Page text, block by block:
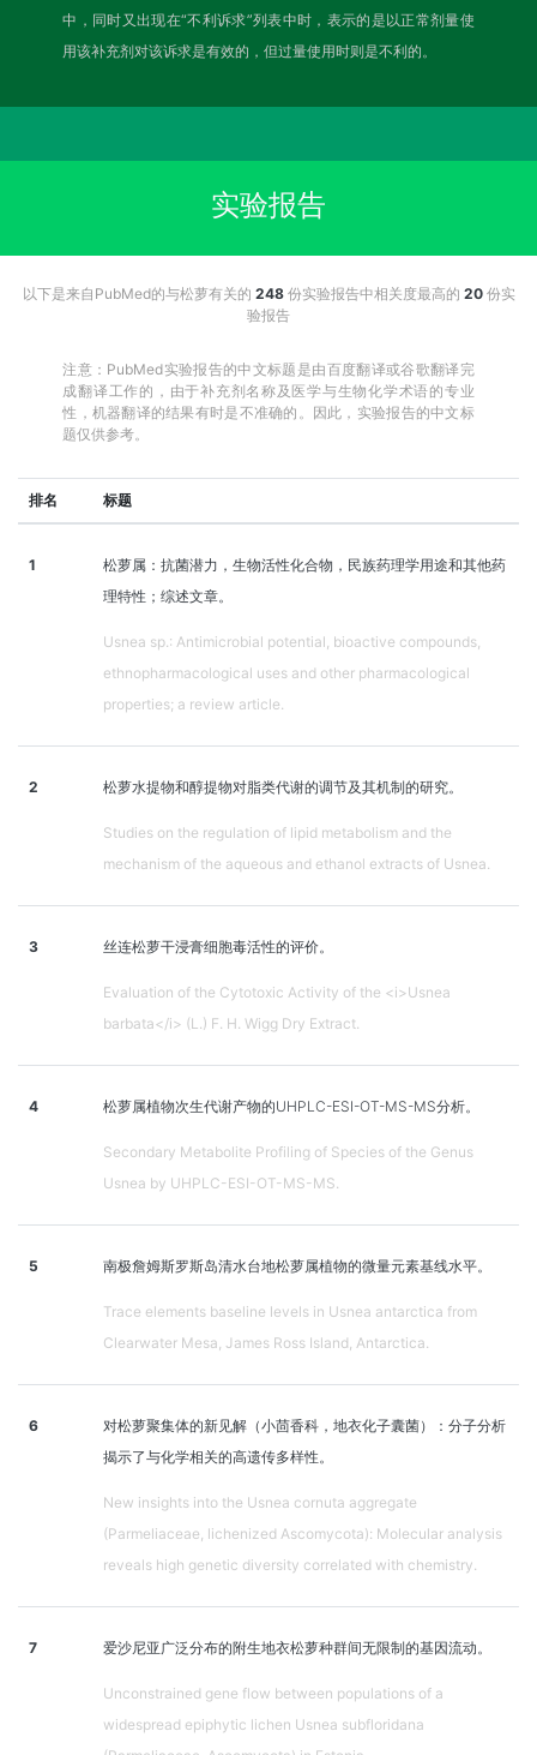
中，同时又出现在“不利诉求”列表中时，表示的是以正常剂量使
用该补充剂对该诉求是有效的，但过量使用时则是不利的。
实验报告
以下是来自PubMed的与松萝有关的 248份实验报告中相关度最高的 20份实
验报告
注意：PubMed实验报告的中文标题是由百度翻译或谷歌翻译完
成翻译工作的，由于补充剂名称及医学与生物化学术语的专业
性，机器翻译的结果有时是不准确的。因此，实验报告的中文标
题仅供参考。
排名 标题
1
松萝属：抗菌潜力，生物活性化合物，民族药理学用途和其他药
理特性；综述文章。
Usnea sp.: Antimicrobial potential, bioactive compounds,
ethnopharmacological uses and other pharmacological
properties; a review article.
2 松萝水提物和醇提物对脂类代谢的调节及其机制的研究。
Studies on the regulation of lipid metabolism and the
mechanism of the aqueous and ethanol extracts of Usnea.
3 丝连松萝干浸膏细胞毒活性的评价。
Evaluation of the Cytotoxic Activity of the <i>Usnea
barbata</i> (L.) F. H. Wigg Dry Extract.
4 松萝属植物次生代谢产物的UHPLC-ESI-OT-MS-MS分析。
Secondary Metabolite Profiling of Species of the Genus
Usnea by UHPLC-ESI-OT-MS-MS.
5 南极詹姆斯罗斯岛清水台地松萝属植物的微量元素基线水平。
Trace elements baseline levels in Usnea antarctica from
Clearwater Mesa, James Ross Island, Antarctica.
6
对松萝聚集体的新见解（小茴香科，地衣化子囊菌）：分子分析
揭示了与化学相关的高遗传多样性。
New insights into the Usnea cornuta aggregate
(Parmeliaceae, lichenized Ascomycota): Molecular analysis
reveals high genetic diversity correlated with chemistry.
7 爱沙尼亚广泛分布的附生地衣松萝种群间无限制的基因流动。
Unconstrained gene flow between populations of a
widespread epiphytic lichen Usnea subfloridana